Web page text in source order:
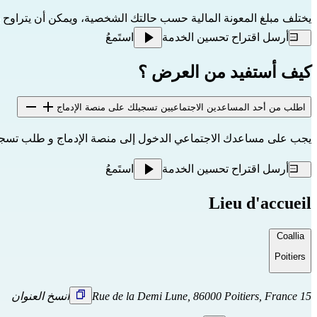
يختلف مبلغ المعونة المالية حسب حالتك الشخصية، ويمكن أن يتراوح بين 224 و 769
أرسل اقتراح تحسين الخدمة
استَمعُ
كيف أستفيد من العرض ؟
اطلب من أحد المساعدين الاجتماعيين تسجيلك على منصة الإدماج
يجب على مساعدك الاجتماعي الدخول إلى منصة الإدماج و طلب
أرسل اقتراح تحسين الخدمة استَمعُ
Lieu d'accueil
Coallia
Poitiers
15 Rue de la Demi Lune, 86000 Poitiers, France انسخ العنوان